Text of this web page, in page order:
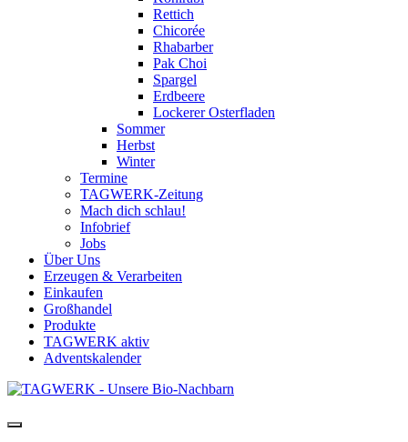
Rettich
Chicorée
Rhabarber
Pak Choi
Spargel
Erdbeere
Lockerer Osterfladen
Sommer
Herbst
Winter
Termine
TAGWERK-Zeitung
Mach dich schlau!
Infobrief
Jobs
Über Uns
Erzeugen & Verarbeiten
Einkaufen
Großhandel
Produkte
TAGWERK aktiv
Adventskalender